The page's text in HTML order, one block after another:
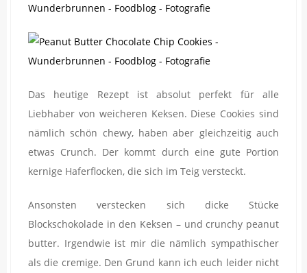
Das heutige Rezept ist absolut perfekt für alle
Liebhaber von weicheren Keksen. Diese Cookies sind
nämlich schön chewy, haben aber gleichzeitig auch
etwas Crunch. Der kommt durch eine gute Portion
kernige Haferflocken, die sich im Teig versteckt.
Ansonsten verstecken sich dicke Stücke
Blockschokolade in den Keksen – und crunchy peanut
butter. Irgendwie ist mir die nämlich sympathischer
als die cremige. Den Grund kann ich euch leider nicht